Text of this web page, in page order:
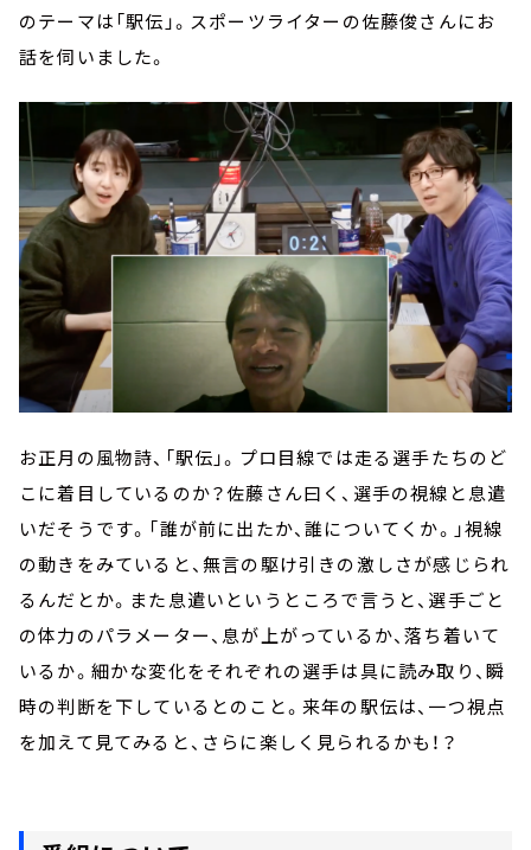
のテーマは「駅伝」。スポーツライターの佐藤俊さんにお
話を伺いました。
お正月の風物詩、「駅伝」。プロ目線では走る選手たちのど
こに着目しているのか？佐藤さん曰く、選手の視線と息遣
いだそうです。「誰が前に出たか、誰についてくか。」視線
の動きをみていると、無言の駆け引きの激しさが感じられ
るんだとか。また息遣いというところで言うと、選手ごと
の体力のパラメーター、息が上がっているか、落ち着いて
いるか。細かな変化をそれぞれの選手は具に読み取り、瞬
時の判断を下しているとのこと。来年の駅伝は、一つ視点
を加えて見てみると、さらに楽しく見られるかも！？